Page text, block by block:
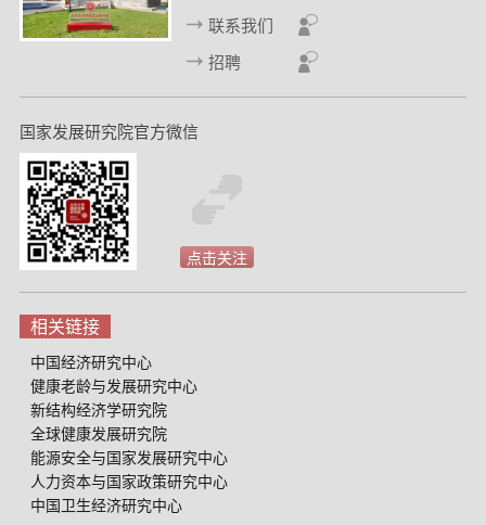
联系我们
招聘
国家发展研究院官方微信
点击关注
相关链接
中国经济研究中心
健康老龄与发展研究中心
新结构经济学研究院
全球健康发展研究院
能源安全与国家发展研究中心
人力资本与国家政策研究中心
中国卫生经济研究中心